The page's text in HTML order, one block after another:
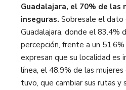
Guadalajara, el 70% de las
inseguras. Sobresale el dato
Guadalajara, donde el 83.4%
percepción, frente a un
expresan que su localidad es
línea, el 48.9% de las
tuvo, que cambiar sus rutas y